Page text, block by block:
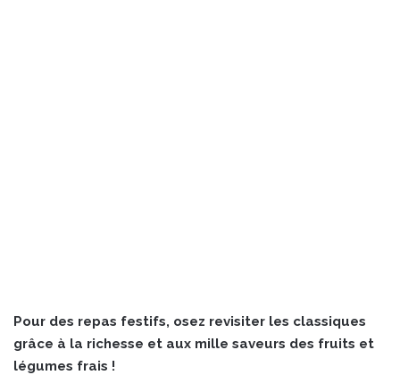
Pour des repas festifs, osez revisiter les classiques
grâce à la richesse et aux mille saveurs des fruits et
légumes frais !